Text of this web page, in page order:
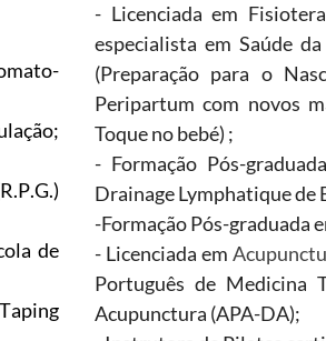
de
- Licenciada em
especialista em Saúde
(Preparação para o
Peripartum com novos
Toque no bebé) ;
- Formação Pós-
Drainage Lymphatique de
-Formação Pós-graduada
- Licenciada em
Português de Medicina
Acupunctura (APA-DA);